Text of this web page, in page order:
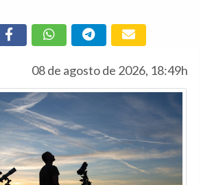
08 de agosto de 2026, 18:49h